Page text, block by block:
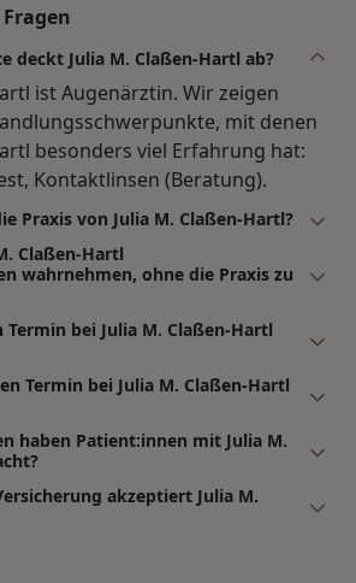
deckt Julia M. Claßen-Hartl ab?
ist Augenärztin. Wir zeigen
mit denen
besonders viel Erfahrung hat:
Kontaktlinsen (Beratung).
Praxis von Julia M. Claßen-Hartl?
Claßen-Hartl
wahrnehmen, ohne die Praxis zu
bei Julia M. Claßen-Hartl
Termin bei Julia M. Claßen-Hartl
haben Patient:innen mit Julia M.
akzeptiert Julia M.